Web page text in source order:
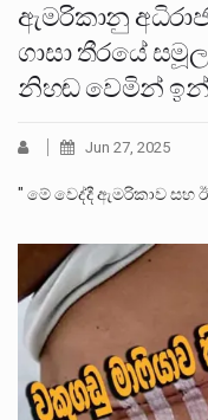
ඇමරිකානු
ගාසා තීරයේ
නිහඬ වෙමින්
Jun 27, 2025
" මේ වෙද්දී ඇමරිකාව සහ